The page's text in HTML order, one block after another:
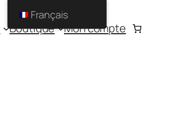
Boutique Mon compte
Français